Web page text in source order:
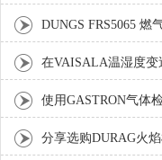
的工作原理及其特点
DUNGS FRS5065 燃
节阀技术解析
在VAISALA温湿度变
护过程中要掌握方式
使用GASTRON气体
要进行响应检测
分享选购DURAG火